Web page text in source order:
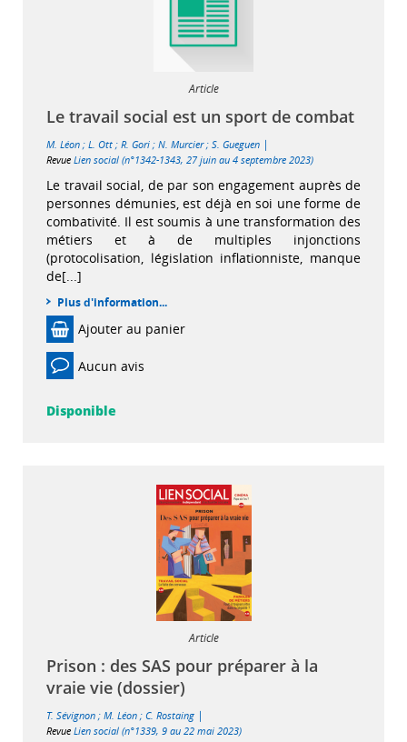
Article
Le travail social est un sport de combat
M. Léon ; L. Ott ; R. Gori ; N. Murcier; S. Gueguen |
Revue Lien social (n°1342-1343, 27 juin au 4 septembre 2023)
Le travail social, de par son engagement auprès de
personnes démunies, est déjà en soi une forme de
combativité. Il est soumis à une transformation des
métiers et à de multiples injonctions
(protocolisation, législation inflationniste, manque
de[...]
Plus d'information...
Ajouter au panier
Aucun avis
Disponible
Article
Prison : des SAS pour préparer à la
vraie vie (dossier)
T. Sévignon ; M. Léon ; C. Rostaing |
Revue Lien social (n°1339, 9 au 22 mai 2023)